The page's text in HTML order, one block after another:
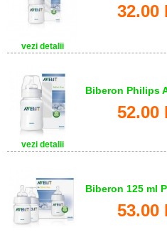
vezi detalii
32.00
vezi detalii
Biberon Philips
52.00
Biberon 125 ml
53.00